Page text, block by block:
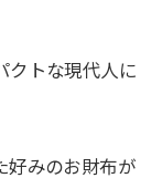
クトな現代人に
好みのお財布が